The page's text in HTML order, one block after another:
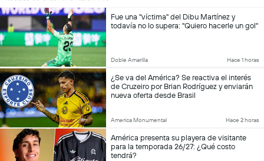
Fue una "víctima" del Dibu Martínez y
todavía no lo supera: "Quiero hacerle un gol"
Doble Amarilla Hace 1 horas
¿Se va del América? Se reactiva el interés
de Cruzeiro por Brian Rodríguez y enviarán
nueva oferta desde Brasil
America Monumental Hace 2 horas
América presenta su playera de visitante
para la temporada 26/27: ¿Qué costo
tendrá?